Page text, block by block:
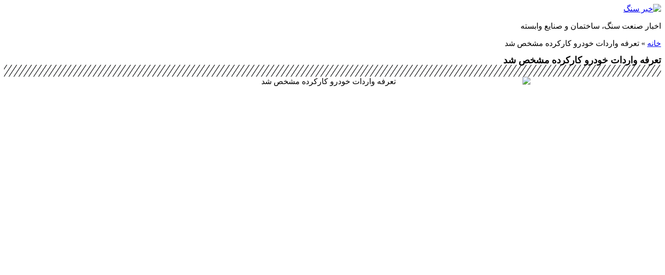
پرش
محتوا
اخبار صنعت سنگ، ساختمان و صنایع وابسته
خانه » تعرفه واردات خودرو کارکرده مشخص شد
تعرفه واردات خودرو کارکرده مشخص شد